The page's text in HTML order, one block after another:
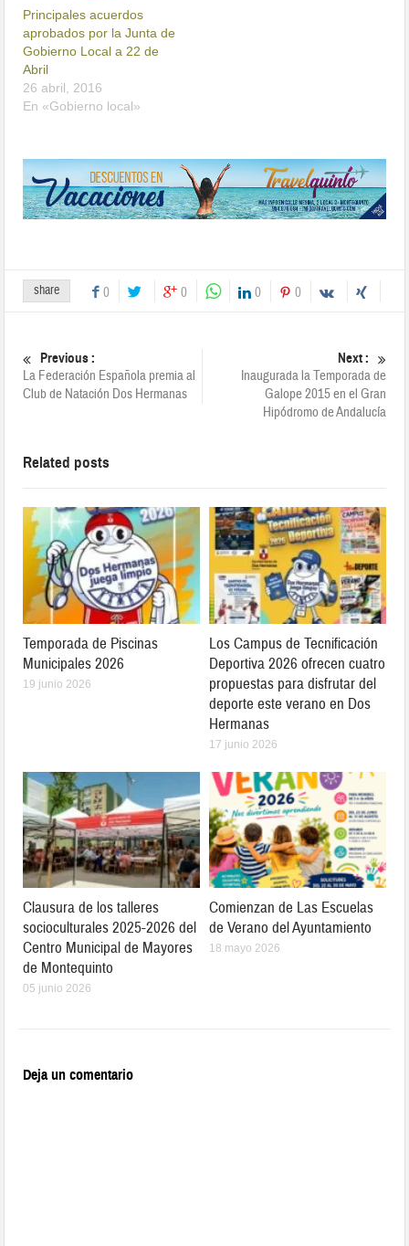
Principales acuerdos
aprobados por la Junta de
Gobierno Local a 22 de
Abril
26 abril, 2016
En «Gobierno local»
share 0 0 0 0
Previous :
La Federación Española premia al
Club de Natación Dos Hermanas
Next :
Inaugurada la Temporada de
Galope 2015 en el Gran
Hipódromo de Andalucía
Related posts
Temporada de Piscinas
Municipales 2026
19 junio 2026
Los Campus de Tecnificación
Deportiva 2026 ofrecen cuatro
propuestas para disfrutar del
deporte este verano en Dos
Hermanas
17 junio 2026
Clausura de los talleres
socioculturales 2025-2026 del
Centro Municipal de Mayores
de Montequinto
05 junio 2026
Comienzan de Las Escuelas
de Verano del Ayuntamiento
18 mayo 2026
Deja un comentario